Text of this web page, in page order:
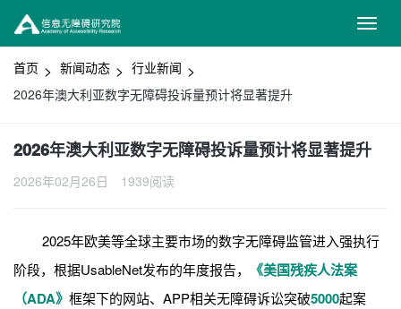
首页 新闻动态
行业新闻
2026年澳大利亚数字无障碍投诉量预计将显著提升
2026年澳大利亚数字无障碍投诉量预计将显著提升
2026年02月26日 1939阅读
2025年欧美等全球主要市场的数字无障碍监管进入强执行
阶段，根据UsableNet发布的年度报告，
《美国残疾人法案
（ADA》 框架下的网站、APP相关无障碍诉讼突破5000起案